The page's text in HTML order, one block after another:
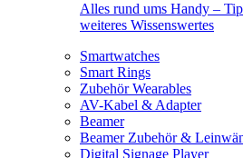
Alles rund ums Handy –
weiteres Wissenswertes
Smartwatches
Smart Rings
Zubehör Wearables
AV-Kabel & Adapter
Beamer
Beamer Zubehör &
Digital Signage Player